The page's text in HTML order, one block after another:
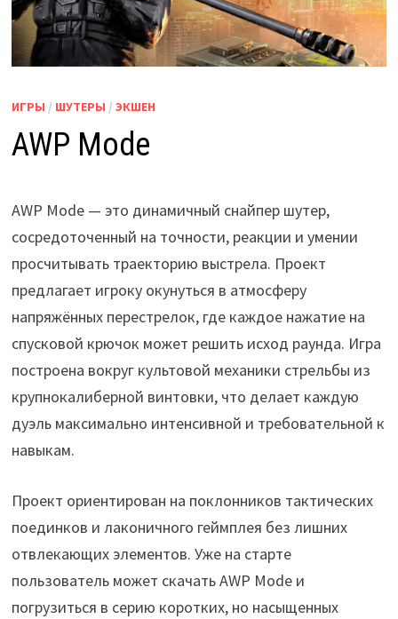
ИГРЫ / ШУТЕРЫ /ЭКШЕН
AWP Mode
AWP Mode — это динамичный снайпер шутер,
сосредоточенный на точности, реакции и умении
просчитывать траекторию выстрела. Проект
предлагает игроку окунуться в атмосферу
напряжённых перестрелок, где каждое нажатие на
спусковой крючок может решить исход раунда. Игра
построена вокруг культовой механики стрельбы из
крупнокалиберной винтовки, что делает каждую
дуэль максимально интенсивной и требовательной к
навыкам.
Проект ориентирован на поклонников тактических
поединков и лаконичного геймплея без лишних
отвлекающих элементов. Уже на старте
пользователь может скачать AWP Mode и
погрузиться в серию коротких, но насыщенных